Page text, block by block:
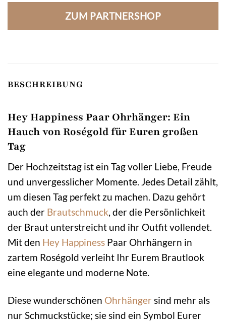
ZUM PARTNERSHOP
BESCHREIBUNG
Hey Happiness Paar Ohrhänger: Ein
Hauch von Roségold für Euren großen
Tag
Der Hochzeitstag ist ein Tag voller Liebe, Freude
und unvergesslicher Momente. Jedes Detail zählt,
um diesen Tag perfekt zu machen. Dazu gehört
auch der Brautschmuck, der die Persönlichkeit
der Braut unterstreicht und ihr Outfit vollendet.
Mit den Hey Happiness Paar Ohrhängern in
zartem Roségold verleiht Ihr Eurem Brautlook
eine elegante und moderne Note.
Diese wunderschönen Ohrhänger sind mehr als
nur Schmuckstücke; sie sind ein Symbol Eurer